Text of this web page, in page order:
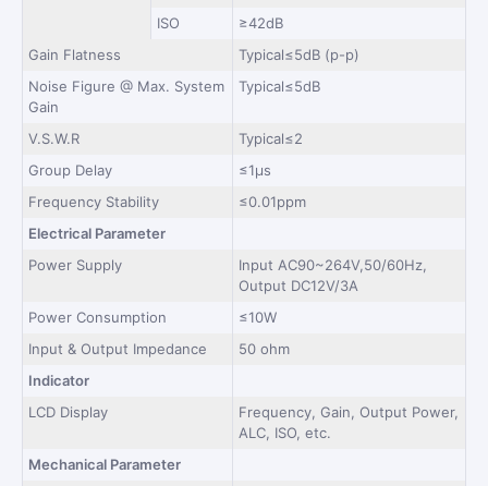
ISO
≥42dB
Gain Flatness
Typical≤5dB (p-p)
Noise Figure @ Max. System
Gain
Typical≤5dB
V.S.W.R
Typical≤2
Group Delay
≤1μs
Frequency Stability
≤0.01ppm
Electrical Parameter
Power Supply
Input AC90~264V,50/60Hz,
Output DC12V/3A
Power Consumption
≤10W
Input & Output Impedance
50 ohm
Indicator
LCD Display
Frequency, Gain, Output Power,
ALC, ISO, etc.
Mechanical Parameter